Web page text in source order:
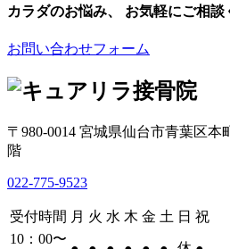
カラダのお悩み、 お気軽にご相談
お問い合わせフォーム
〒980-0014 宮城県仙台市青葉区本
階
022-775-9523
受付時間 月 火 水 木 金 土 日 祝
10：00〜